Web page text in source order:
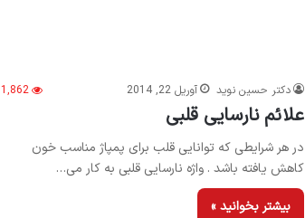
دکتر حسین نوید آوریل 22, 2014 1,862
علائم نارسایی قلبی
در هر شرایطی كه توانایی قلب برای پمپاژ مناسب خون
كاهش یافته باشد . واژه نارسایی قلبی به كار می…
بیشتر بخوانید »